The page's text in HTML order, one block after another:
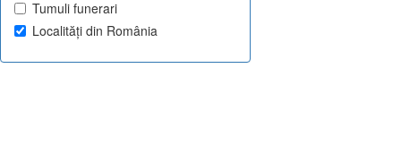
Tumuli funerari
Localități din România